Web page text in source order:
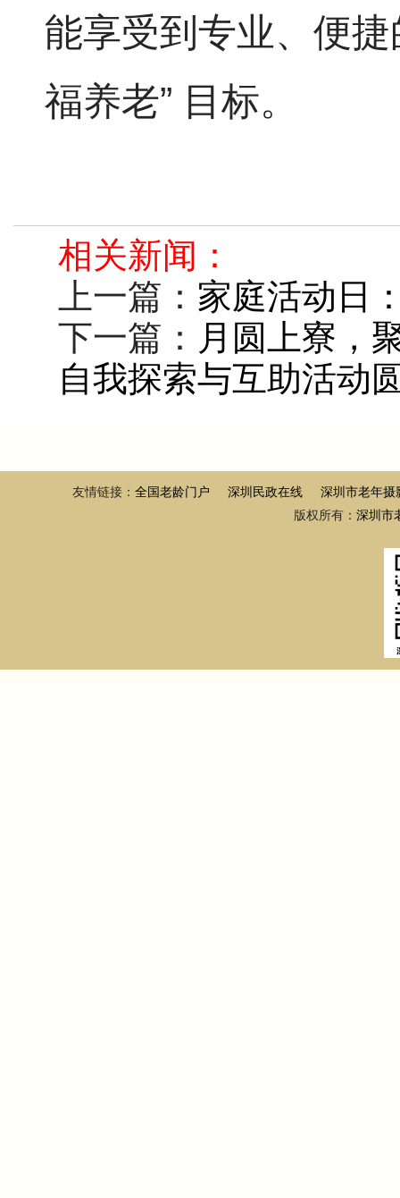
能享受到专业、便
福养老” 目标。
相关新闻：
上一篇： 家庭活动日
下一篇： 月圆上寮，
自我探索与互助活动
友情链接： 全国老龄门户 深圳民政在线
深圳市老年摄
版权所有： 深圳市